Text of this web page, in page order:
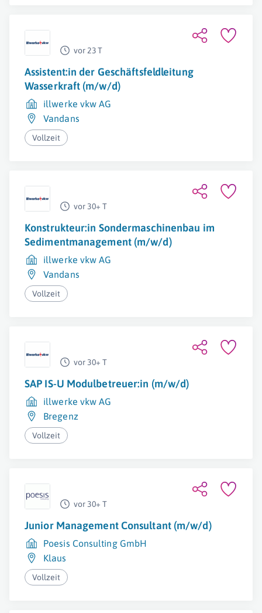
vor 23 T
Assistent:in der Geschäftsfeldleitung
Wasserkraft (m/w/d)
illwerke vkw AG
Vandans
Vollzeit
vor 30+ T
Konstrukteur:in Sondermaschinenbau im
Sedimentmanagement (m/w/d)
illwerke vkw AG
Vandans
Vollzeit
vor 30+ T
SAP IS-U Modulbetreuer:in (m/w/d)
illwerke vkw AG
Bregenz
Vollzeit
vor 30+ T
Junior Management Consultant (m/w/d)
Poesis Consulting GmbH
Klaus
Vollzeit